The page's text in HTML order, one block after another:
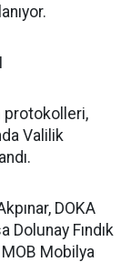
protokolleri,
Valilik
DOKA
Fındık
Mobilya